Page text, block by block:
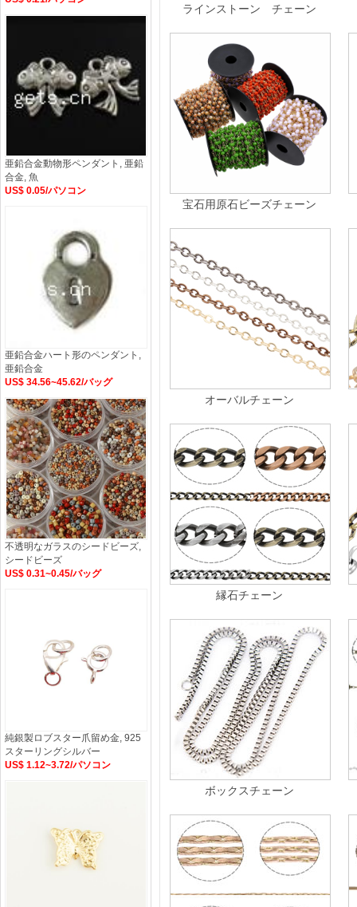
ラインストーン チェーン
宝石用原石ビーズチェーン
オーバルチェーン
縁石チェーン
ボックスチェーン
亜鉛合金動物形ペンダント, 亜鉛
合金, 魚
US$ 0.05/パソコン
亜鉛合金ハート形のペンダント,
亜鉛合金
US$ 34.56~45.62/バッグ
不透明なガラスのシードビーズ,
シードビーズ
US$ 0.31~0.45/バッグ
純銀製ロブスター爪留め金, 925
スターリングシルバー
US$ 1.12~3.72/パソコン